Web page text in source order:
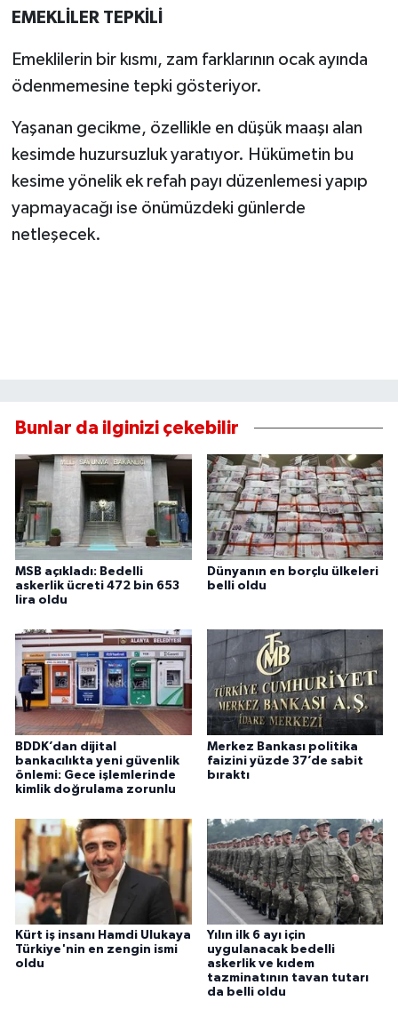
EMEKLİLER TEPKİLİ
Emeklilerin bir kısmı, zam farklarının ocak ayında
ödenmemesine tepki gösteriyor.
Yaşanan gecikme, özellikle en düşük maaşı alan
kesimde huzursuzluk yaratıyor. Hükümetin bu
kesime yönelik ek refah payı düzenlemesi yapıp
yapmayacağı ise önümüzdeki günlerde
netleşecek.
Bunlar da ilginizi çekebilir
MSB açıkladı: Bedelli
askerlik ücreti 472 bin 653
lira oldu
Dünyanın en borçlu ülkeleri
belli oldu
BDDK’dan dijital
bankacılıkta yeni güvenlik
önlemi: Gece işlemlerinde
kimlik doğrulama zorunlu
Merkez Bankası politika
faizini yüzde 37’de sabit
bıraktı
Kürt iş insanı Hamdi Ulukaya
Türkiye'nin en zengin ismi
oldu
Yılın ilk 6 ayı için
uygulanacak bedelli
askerlik ve kıdem
tazminatının tavan tutarı
da belli oldu